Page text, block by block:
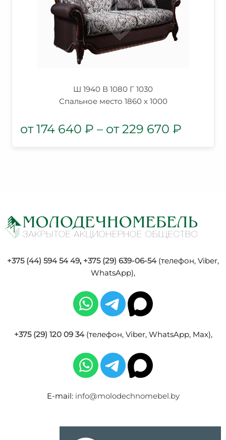
Ш 1940 В 1080 Г 1030
Спальное место 1860 x 1000
174 640 ₽ – 229 670 ₽
+375 (44) 594 54 49, +375 (29) 639-06-54(телефон, Viber,
WhatsApp),
+375 (29) 120 09 34(телефон, Viber, WhatsApp, Max),
E-mail: info@molodechnomebel.by